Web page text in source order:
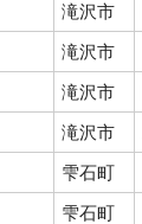
滝沢市
滝沢市
滝沢市
滝沢市
雫石町
雫石町